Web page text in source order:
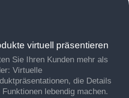
virtuell präsentieren
Sie Ihren Kunden mehr als
Virtuelle
die Details
Funktionen lebendig machen.